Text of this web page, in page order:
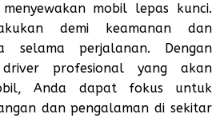
mobil lepas kunci.
demi keamanan dan
selama perjalanan. Dengan
driver profesional yang akan
Anda dapat fokus untuk
dan pengalaman di sekitar